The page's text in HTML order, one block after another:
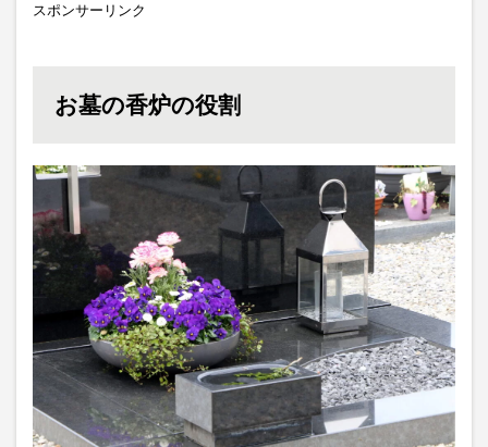
スポンサーリンク
お墓の香炉の役割